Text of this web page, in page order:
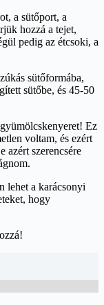
a sütőport, a
hozzá a tejet,
pedig az étcsoki, a
sütőformába,
sütőbe, és 45-50
Ez
voltam, és ezért
azért szerencsére
lehet a karácsonyi
hogy